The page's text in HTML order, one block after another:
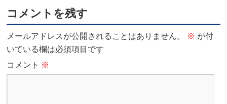
コメントを残す
メールアドレスが公開されることはありません。 ※ が付
いている欄は必須項目です
コメント ※